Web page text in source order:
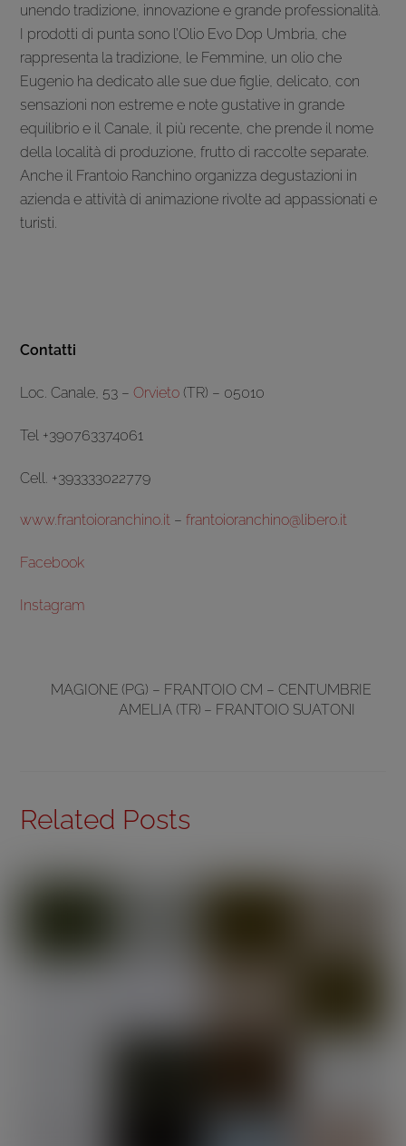
unendo tradizione, innovazione e grande professionalità.
I prodotti di punta sono l’Olio Evo Dop Umbria, che
rappresenta la tradizione, le Femmine, un olio che
Eugenio ha dedicato alle sue due figlie, delicato, con
sensazioni non estreme e note gustative in grande
equilibrio e il Canale, il più recente, che prende il nome
della località di produzione, frutto di raccolte separate.
Anche il Frantoio Ranchino organizza degustazioni in
azienda e attività di animazione rivolte ad appassionati e
turisti.
Contatti
Loc. Canale, 53 –Orvieto (TR) – 05010
Tel +390763374061
Cell. +393333022779
www.frantoioranchino.it –frantoioranchino@libero.it
Facebook
Instagram
MAGIONE (PG) – FRANTOIO CM – CENTUMBRIE
AMELIA (TR) – FRANTOIO SUATONI
Related Posts